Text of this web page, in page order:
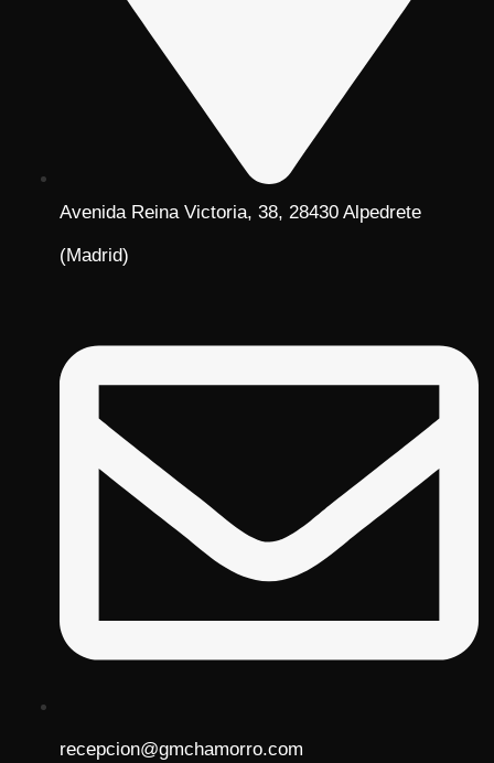
Avenida Reina Victoria, 38, 28430 Alpedrete
(Madrid)
recepcion@gmchamorro.com